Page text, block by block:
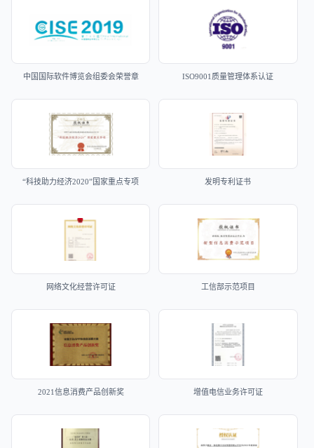
中国国际软件博览会组委会荣誉章 ISO9001质量管理体系认证
“科技助力经济2020”国家重点专项 发明专利证书
网络文化经营许可证 工信部示范项目
2021信息消费产品创新奖 增值电信业务许可证